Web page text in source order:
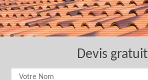
Devis gratuit